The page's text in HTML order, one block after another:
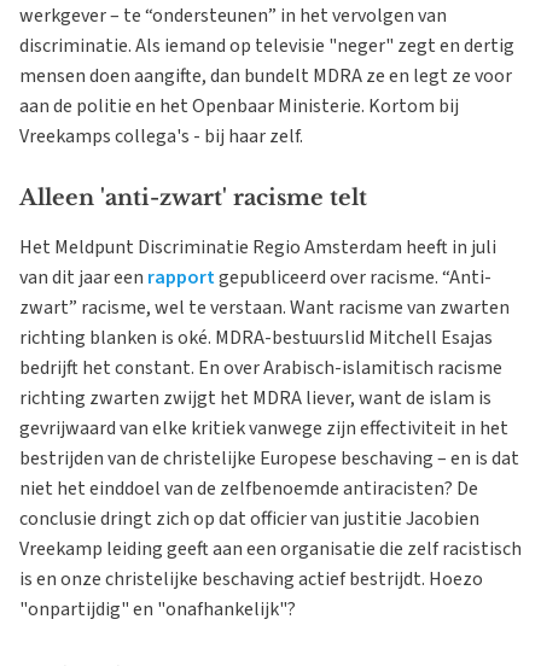
werkgever – te “ondersteunen” in het vervolgen van
discriminatie. Als iemand op televisie "neger" zegt en dertig
mensen doen aangifte, dan bundelt MDRA ze en legt ze voor
aan de politie en het Openbaar Ministerie. Kortom bij
Vreekamps collega's - bij haar zelf.
Alleen 'anti-zwart' racisme telt
Het Meldpunt Discriminatie Regio Amsterdam heeft in juli
van dit jaar een rapportgepubliceerd over racisme. “Anti-
zwart” racisme, wel te verstaan. Want racisme van zwarten
richting blanken is oké. MDRA-bestuurslid Mitchell Esajas
bedrijft het constant. En over Arabisch-islamitisch racisme
richting zwarten zwijgt het MDRA liever, want de islam is
gevrijwaard van elke kritiek vanwege zijn effectiviteit in het
bestrijden van de christelijke Europese beschaving – en is dat
niet het einddoel van de zelfbenoemde antiracisten? De
conclusie dringt zich op dat officier van justitie Jacobien
Vreekamp leiding geeft aan een organisatie die zelf racistisch
is en onze christelijke beschaving actief bestrijdt. Hoezo
"onpartijdig" en "onafhankelijk"?